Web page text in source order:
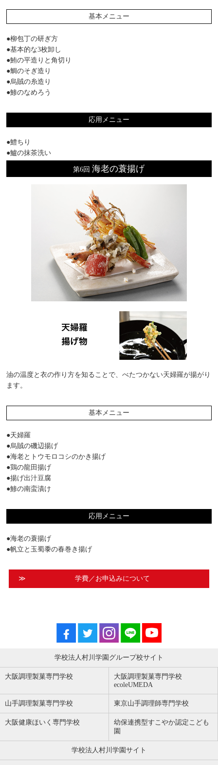
基本メニュー
●柳包丁の研ぎ方
●基本的な3枚卸し
●鮪の平造りと角切り
●鯛のそぎ造り
●烏賊の糸造り
●鯵のなめろう
応用メニュー
●鱧ちり
●鱸の抹茶洗い
第6回海老の蓑揚げ
油の温度と衣の作り方を知ることで、べたつかない天婦羅が揚がり
ます。
基本メニュー
●天婦羅
●烏賊の磯辺揚げ
●海老とトウモロコシのかき揚げ
●鶏の龍田揚げ
●揚げ出汁豆腐
●鯵の南蛮漬け
応用メニュー
●海老の蓑揚げ
●帆立と玉蜀黍の春巻き揚げ
≫ 学費／お申込みについて
学校法人村川学園グループ校サイト
大阪調理製菓専門学校
大阪調理製菓専門学校
ecoleUMEDA
山手調理製菓専門学校 東京山手調理師専門学校
大阪健康ほいく専門学校
幼保連携型すこやか認定こども
園
学校法人村川学園サイト